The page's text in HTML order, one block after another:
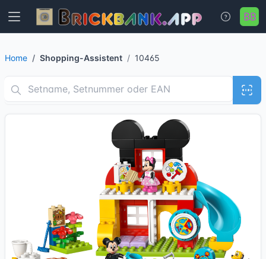
Home Shopping-Assistent 10465